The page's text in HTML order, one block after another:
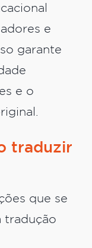
e
garante
e o
traduzir
que se
tradução